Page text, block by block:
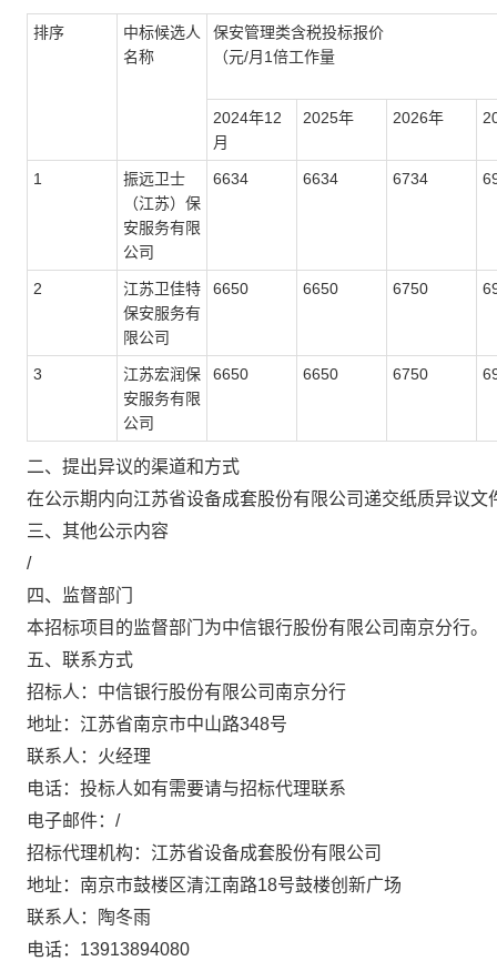
排序
中标候选人
名称
保安管理类含税投标报价
（元/月1倍工作量
2024年12
月
2025年 2026年
1
振远卫士
（江苏）保
安服务有限
公司
6634 6634 6734
2
江苏卫佳特
保安服务有
限公司
6650 6650 6750
3
江苏宏润保
安服务有限
公司
6650 6650 6750
二、提出异议的渠道和方式
在公示期内向江苏省设备成套股份有限公司递交纸质异议文
三、其他公示内容
/
四、监督部门
本招标项目的监督部门为中信银行股份有限公司南京分行。
五、联系方式
招标人：中信银行股份有限公司南京分行
地址：江苏省南京市中山路348号
联系人：火经理
电话：投标人如有需要请与招标代理联系
电子邮件： /
招标代理机构：江苏省设备成套股份有限公司
地址：南京市鼓楼区清江南路18号鼓楼创新广场
联系人：陶冬雨
电话： 13913894080